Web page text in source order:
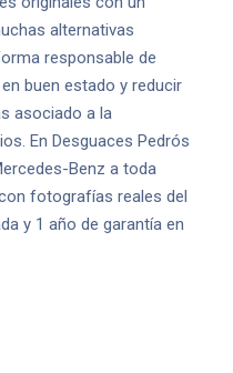
alternativas
responsable de
buen estado y reducir
asociado a la
En Desguaces Pedrós
Benz a toda
fotografías reales del
y 1 año de garantía en